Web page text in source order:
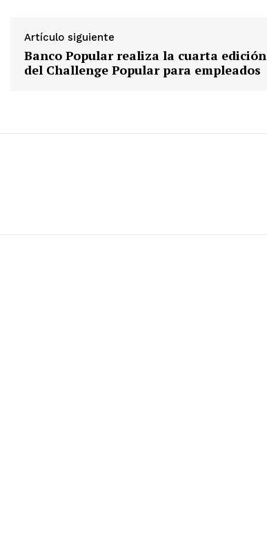
Artículo siguiente
Banco Popular realiza la cuarta edición
del Challenge Popular para empleados